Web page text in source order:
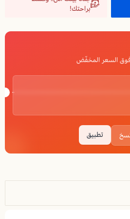
براحتك!
السعر المخفّض
تطبيق